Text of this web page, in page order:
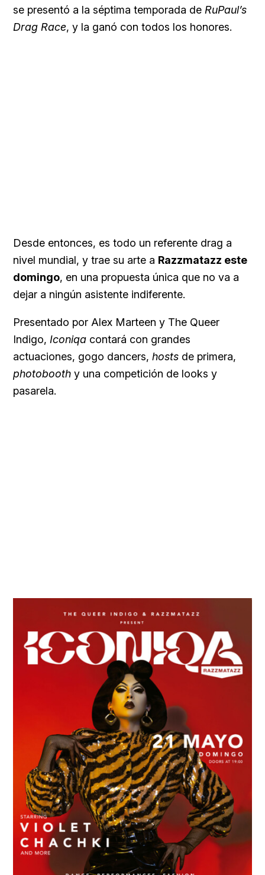
se presentó a la séptima temporada de RuPaul’s
Drag Race, y la ganó con todos los honores.
Desde entonces, es todo un referente drag a
nivel mundial, y trae su arte a Razzmatazz este
domingo, en una propuesta única que no va a
dejar a ningún asistente indiferente.
Presentado por Alex Marteen y The Queer
Indigo, Iconiqa contará con grandes
actuaciones, gogo dancers, hosts de primera,
photobooth y una competición de looks y
pasarela.